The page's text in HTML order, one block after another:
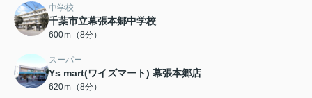
中学校
千葉市立幕張本郷中学校
600ｍ（8分）
スーパー
Ys mart(ワイズマート) 幕張本郷店
620ｍ（8分）